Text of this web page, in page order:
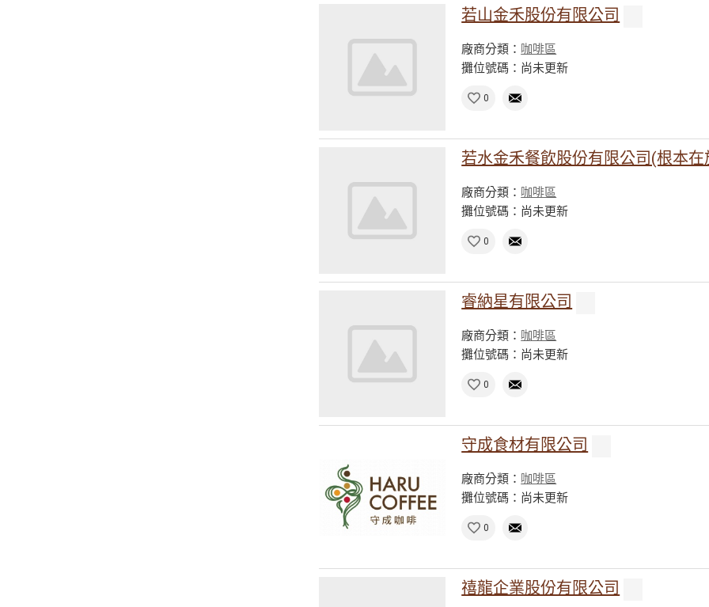
若山金禾股份有限公司
廠商分類： 咖啡區
攤位號碼：尚未更新
0
若水金禾餐飲股份有限公司(根本在
廠商分類： 咖啡區
攤位號碼：尚未更新
0
睿納星有限公司
廠商分類： 咖啡區
攤位號碼：尚未更新
0
守成食材有限公司
廠商分類： 咖啡區
攤位號碼：尚未更新
0
禧龍企業股份有限公司